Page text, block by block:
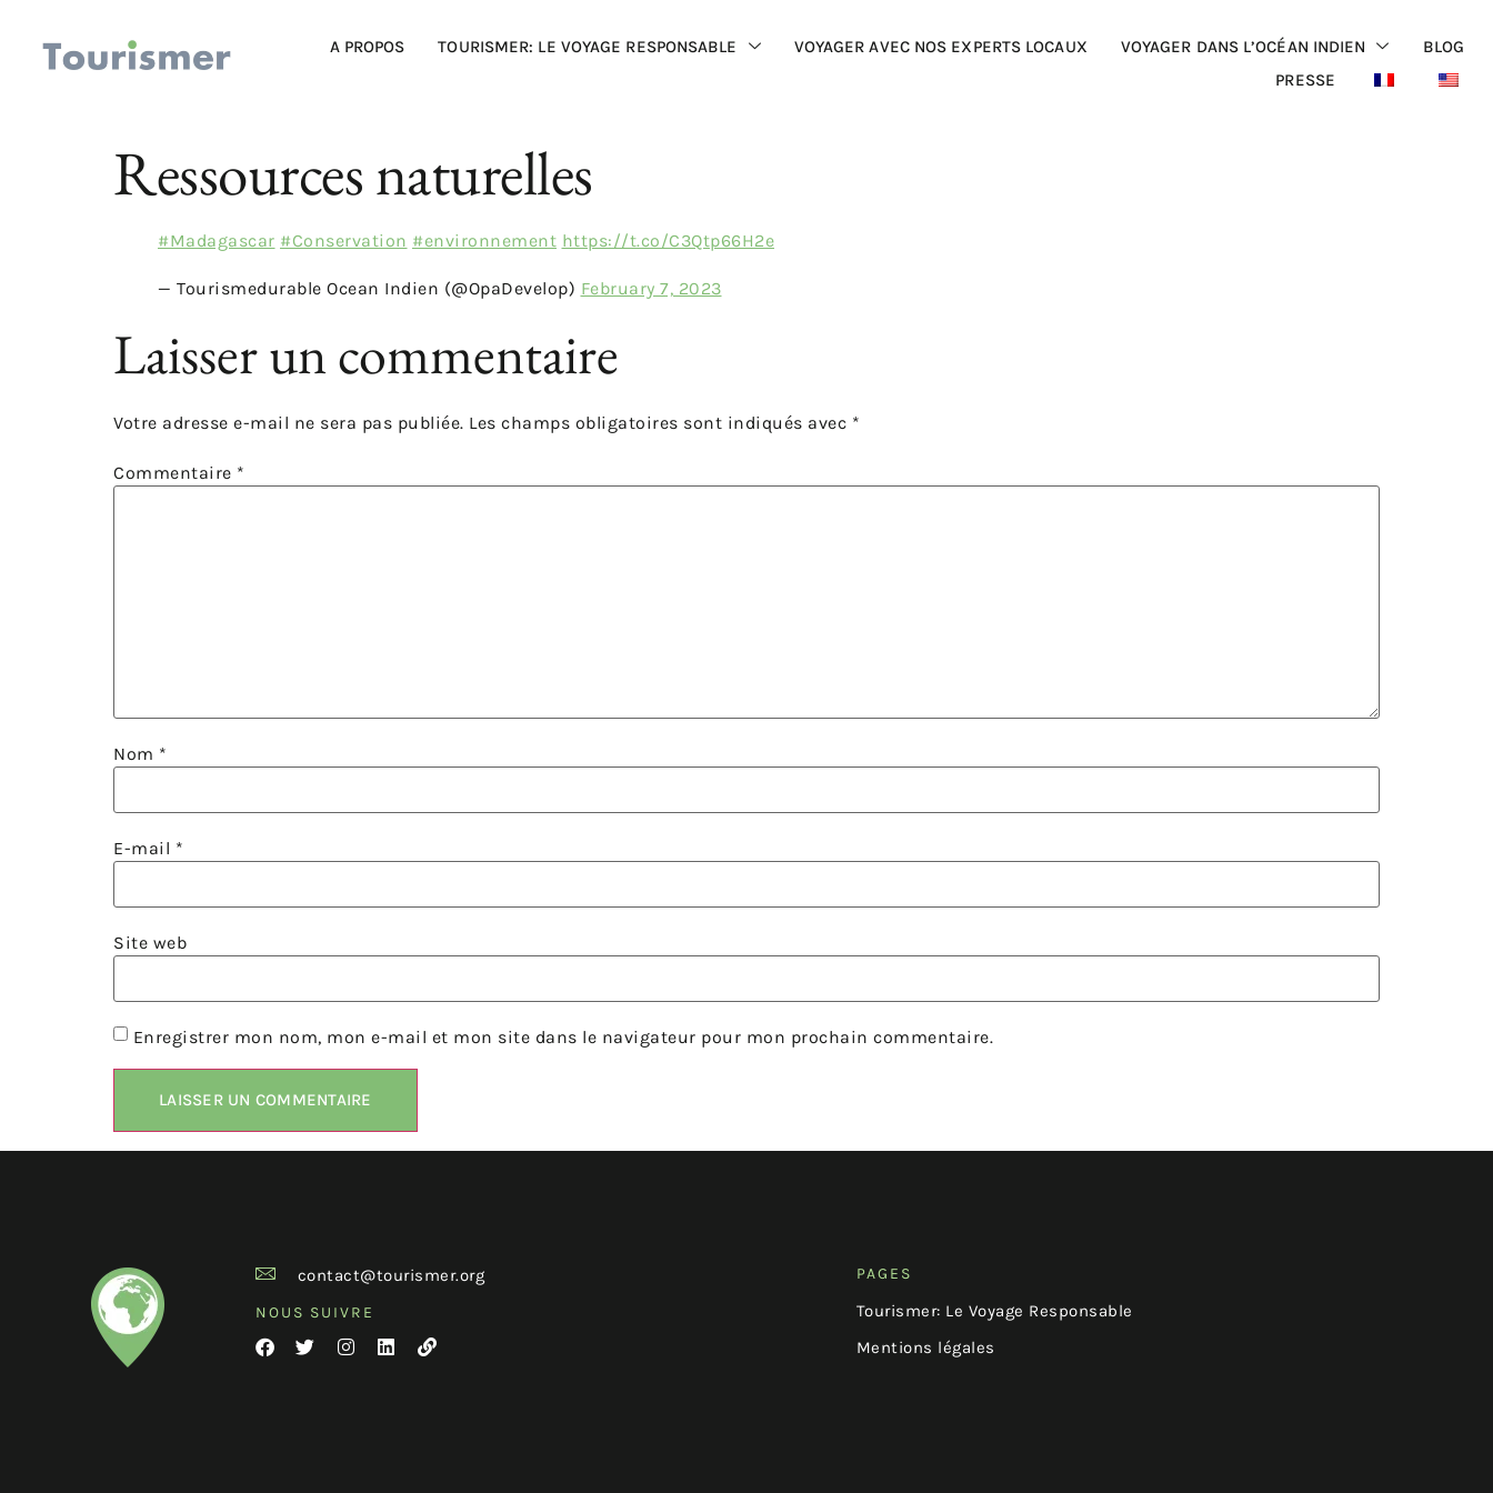
A PROPOS TOURISMER: LE VOYAGE RESPONSABLE VOYAGER AVEC NOS EXPERTS LOCAUX VOYAGER DANS L’OCÉAN INDIEN
BLOG
PRESSE
Ressources naturelles
#Madagascar #Conservation #environnement https://t.co/C3Qtp66H2e
— Tourismedurable Ocean Indien (@OpaDevelop) February 7, 2023
Laisser un commentaire
Votre adresse e-mail ne sera pas publiée. Les champs obligatoires sont indiqués avec *
Commentaire *
Nom *
E-mail *
Site web
Enregistrer mon nom, mon e-mail et mon site dans le navigateur pour mon prochain commentaire.
contact@tourismer.org
NOUS SUIVRE
PAGES
Tourismer: Le Voyage Responsable
Mentions légales